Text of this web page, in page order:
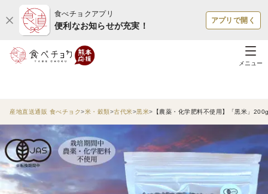
食べチョクアプリ
便利なお知らせが充実！
アプリで開く
メニュー
産地直送通販 食べチョク 米・穀類 古代米 黒米 【農薬・化学肥料不使用】「黒米」